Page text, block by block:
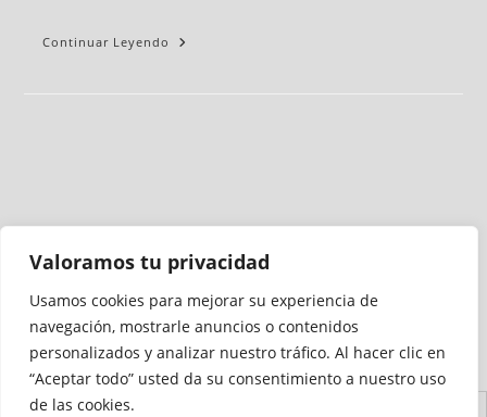
Valoramos tu privacidad
Usamos cookies para mejorar su experiencia de
navegación, mostrarle anuncios o contenidos
personalizados y analizar nuestro tráfico. Al hacer clic en
“Aceptar todo” usted da su consentimiento a nuestro uso
de las cookies.
Continuar Leyendo
Medio auditado por